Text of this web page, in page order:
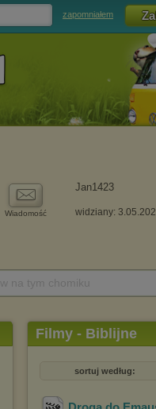
zapomniałem
Wiadomość
Jan1423
widziany:
Filmy - Biblijne
sortuj według: